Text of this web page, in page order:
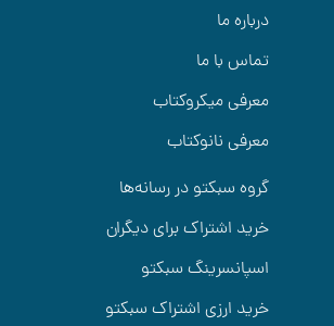
درباره ما
تماس با ما
معرفی میکروکتاب
معرفی نانوکتاب
گروه سبکتو در رسانه‌ها
خرید اشتراک برای دیگران
اسپانسرینگ سبکتو
خرید ارزی اشتراک سبکتو